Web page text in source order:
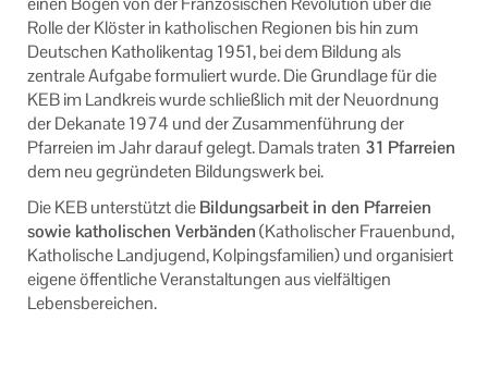
Rolle der Klöster in katholischen Regionen bis hin zum
Deutschen Katholikentag 1951, bei dem Bildung als
zentrale Aufgabe formuliert wurde. Die Grundlage für die
KEB im Landkreis wurde schließlich mit der Neuordnung
der Dekanate 1974 und der Zusammenführung der
Pfarreien im Jahr darauf gelegt. Damals traten 31 Pfarreien
dem neu gegründeten Bildungswerk bei.
Die KEB unterstützt dieBildungsarbeit in den Pfarreien
sowie katholischen Verbänden(Katholischer Frauenbund,
Katholische Landjugend, Kolpingsfamilien) und organisiert
eigene öffentliche Veranstaltungen aus vielfältigen
Lebensbereichen.